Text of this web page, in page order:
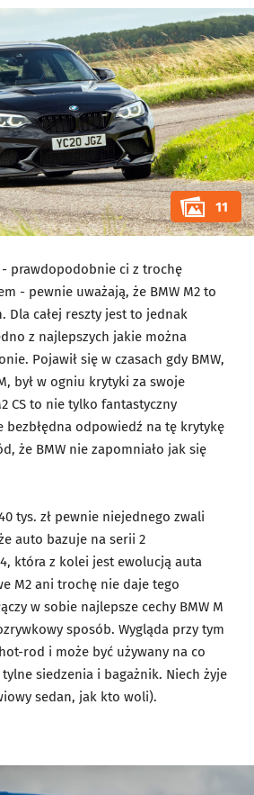
11
prawdopodobnie ci z trochę
- pewnie uważają, że BMW M2 to
Dla całej reszty jest to jednak
z najlepszych jakie można
Pojawił się w czasach gdy BMW,
był w ogniu krytyki za swoje
CS to nie tylko fantastyczny
bezbłędna odpowiedź na tę krytykę
że BMW nie zapomniało jak się
tys. zł pewnie niejednego zwali
auto bazuje na serii 2
która z kolei jest ewolucją auta
M2 ani trochę nie daje tego
w sobie najlepsze cechy BMW M
sposób. Wygląda przy tym
rod i może być używany na co
siedzenia i bagażnik. Niech żyje
sedan, jak kto woli).